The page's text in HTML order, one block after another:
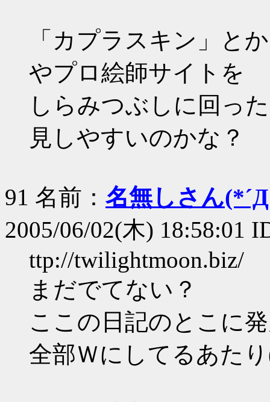
「カプラスキン」と
やプロ絵師サイトを
しらみつぶしに回っ
見しやすいのかな？
91 名前： 名無しさん
2005/06/02(木) 18:58:01
ttp://twilightmoon.biz/
まだでてない？
ここの日記のとこに
全部Ｗにしてるあた